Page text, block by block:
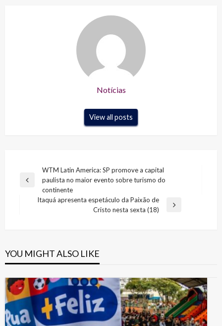
Notícias
View all posts
Navegação
de
Post
Previous
WTM Latin America: SP promove a capital
paulista no maior evento sobre turismo do
continente
Itaquá apresenta espetáculo da Paixão de
Cristo nesta sexta (18)
YOU MIGHT ALSO LIKE